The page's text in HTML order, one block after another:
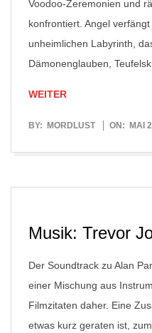
Voodoo-Zeremonien und
konfrontiert. Angel
unheimlichen Labyrinth,
Dämonenglauben,
WEITER
2017-
BY: MORDLUST ON: MAI
Musik: Trevor
Der Soundtrack zu Alan
einer Mischung aus
Filmzitaten daher. Eine
etwas kurz geraten ist,